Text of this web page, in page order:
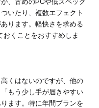
いたり、複数エフェクト
ります。軽快さを求める
くことをおすすめしま
くはないのですが、他の
もう少し手が届きやすい
ます。特に年間プランを